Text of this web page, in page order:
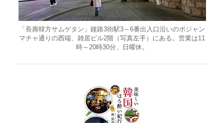
「長壽韓方サムゲタン」鐘路3街駅3～6番出入口沿いのポジャン
マチャ通りの西端、雑居ビル2階（写真左手）にある。営業は11
時～20時30分、日曜休。